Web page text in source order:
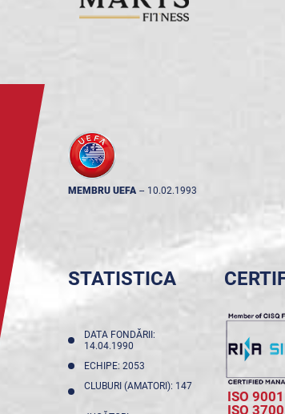
MEMBRU UEFA -- 10.02.1993
STATISTICA
DATA FONDĂRII:
14.04.1990
ECHIPE: 2053
CLUBURI (AMATORI): 147
ISO
ISO